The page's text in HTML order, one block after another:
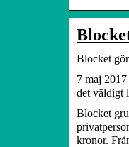
Blocket
7 maj
det väldigt
Blocket
kronor.